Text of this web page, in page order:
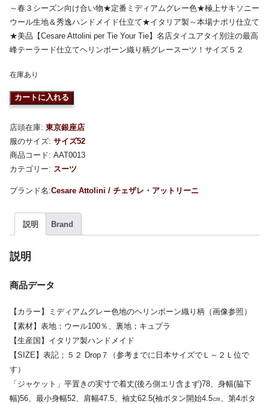
～春３シーズン向け合い物★定番ミディアムグレー色★極上サキソニー
ウール生地＆秀逸ハンドメイド仕立て★イタリア製～本場ナポリ仕立て
★美品【Cesare Attolini per Tie Your Tie】名店タイユアタイ別注の最高
峰テーラード仕立てヘリンボーン織り柄グレースーツ！サイズ５２
在庫あり
カートに入れる
店頭在庫: 東京銀座店
服のサイズ: サイズ52
商品コード: AAT0013
カテゴリー: スーツ
Cesare Attolini / チェザレ・アットリーニ
説明 Brand
説明
商品データ
【カラー】ミディアムグレー色地のヘリンボーン織り柄（画像参照）
【素材】表地；ウール100％、裏地；キュプラ
【生産国】イタリア製ハンドメイド
【SIZE】表記；５２ Drop７（参考までに日本サイズでＬ～２Ｌ位で
す）
「ジャケット」平置きの実寸で着丈(後ろ側エリ含まず)78、身幅(脇下
幅)56、最小身幅52、肩幅47.5、袖丈62.5(袖ボタン開始4.5㎝、第4ボタ